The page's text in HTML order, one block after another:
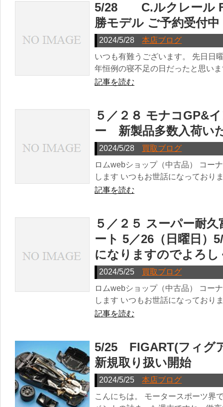
5/28 C.ルクレール
勝モデル ご予約受付中
2024/5/28
本店ブログ
いつも有難うございます。 先日日
年恒例の寝不足の日だったと思い
記事を読む
５／２８ モナコGP&
ー 新製品多数入荷い
2024/5/28
買取ブログ
ロムwebショップ（中古品） コー
します いつもお世話になってお
記事を読む
５／２５ スーパー耐
ート 5／26（日曜日）
になりますのでよろ
2024/5/25
買取ブログ
ロムwebショップ（中古品） コー
します いつもお世話になってお
記事を読む
5/25 FIGART(フィグ
新規取り扱い開始
2024/5/25
本店ブログ
こんにちは。 モータースポーツ界